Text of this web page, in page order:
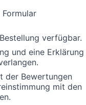
verfügbar.
und eine Erklärung
der Bewertungen
mit den